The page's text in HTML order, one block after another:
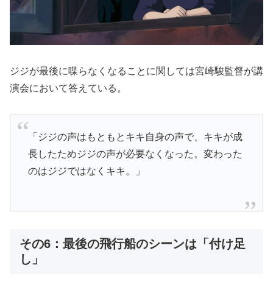
ジジが最後に喋らなくなることに関しては宮崎駿監督が講
演会において答えている。
「ジジの声はもともとキキ自身の声で、キキが成
長したためジジの声が必要なくなった。変わった
のはジジではなくキキ。」
その6：最後の飛行船のシーンは「付け足
し」